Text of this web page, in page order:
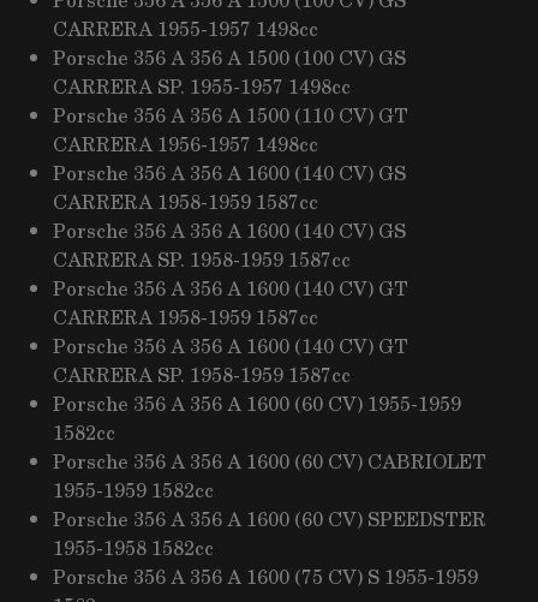
CARRERA 1955-1957 1498cc
Porsche 356 A 356 A 1500 (100 CV) GS
CARRERA SP. 1955-1957 1498cc
Porsche 356 A 356 A 1500 (110 CV) GT
CARRERA 1956-1957 1498cc
Porsche 356 A 356 A 1600 (140 CV) GS
CARRERA 1958-1959 1587cc
Porsche 356 A 356 A 1600 (140 CV) GS
CARRERA SP. 1958-1959 1587cc
Porsche 356 A 356 A 1600 (140 CV) GT
CARRERA 1958-1959 1587cc
Porsche 356 A 356 A 1600 (140 CV) GT
CARRERA SP. 1958-1959 1587cc
Porsche 356 A 356 A 1600 (60 CV) 1955-1959
1582cc
Porsche 356 A 356 A 1600 (60 CV) CABRIOLET
1955-1959 1582cc
Porsche 356 A 356 A 1600 (60 CV) SPEEDSTER
1955-1958 1582cc
Porsche 356 A 356 A 1600 (75 CV) S 1955-1959